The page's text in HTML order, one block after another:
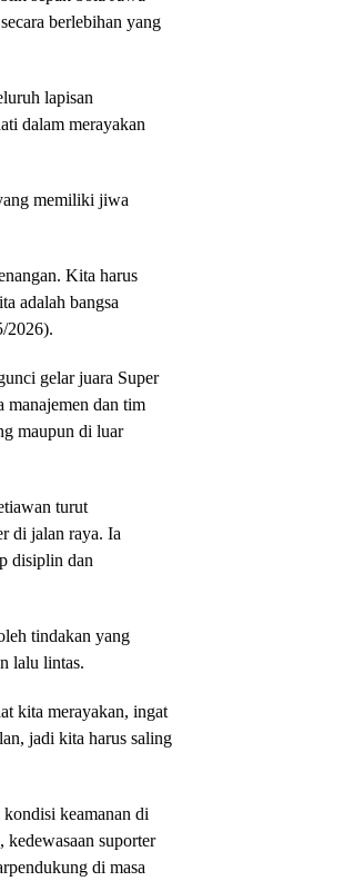
berlebihan yang
lapisan
dalam merayakan
memiliki jiwa
Kita harus
adalah bangsa
2026).
gelar juara Super
manajemen dan tim
maupun di luar
turut
di jalan raya. Ia
disiplin dan
tindakan yang
lalu lintas.
kita merayakan, ingat
jadi kita harus saling
keamanan di
suporter
di masa